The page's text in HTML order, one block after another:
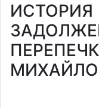
ИСТОРИЯ